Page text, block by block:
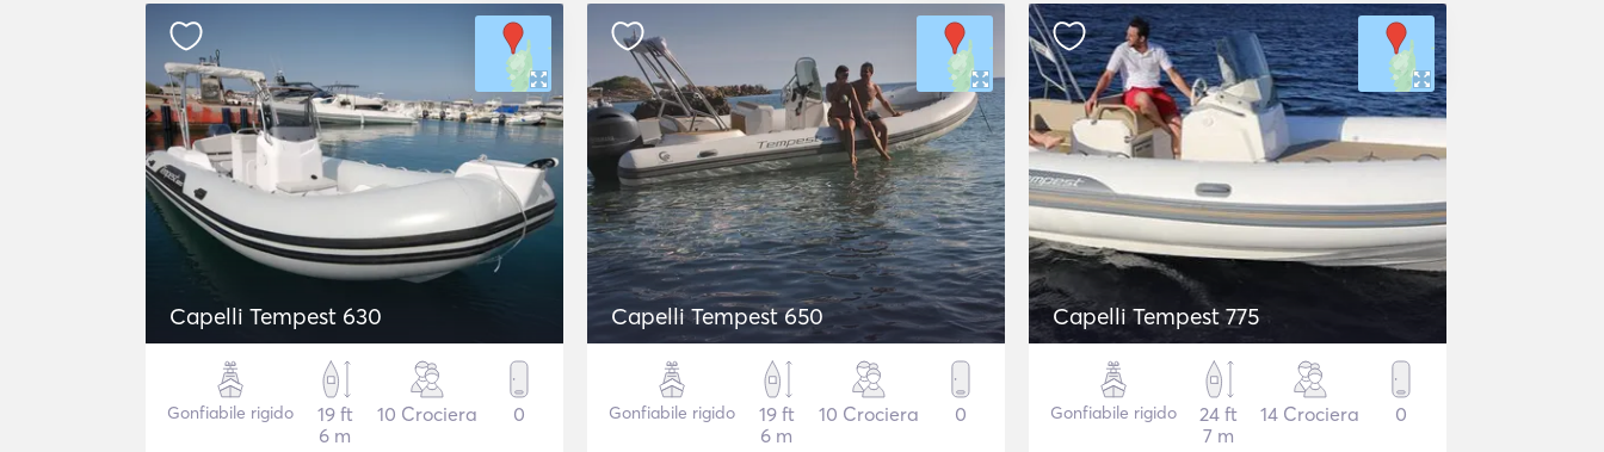
Capelli Tempest 630
Gonfiabile rigido
19 ft
6 m
10 Crociera 0
Capelli Tempest 650
Gonfiabile rigido
19 ft
6 m
10 Crociera 0
Capelli Tempest 775
Gonfiabile rigido
24 ft
7 m
14 Crociera 0